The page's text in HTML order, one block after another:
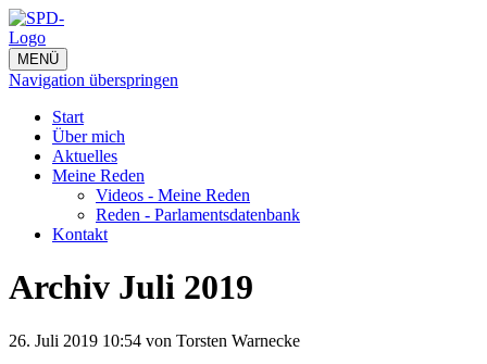
MENÜ
Navigation überspringen
Start
Über mich
Aktuelles
Meine Reden
Videos - Meine Reden
Reden - Parlamentsdatenbank
Kontakt
Archiv Juli 2019
26. Juli 2019 10:54 von Torsten Warnecke